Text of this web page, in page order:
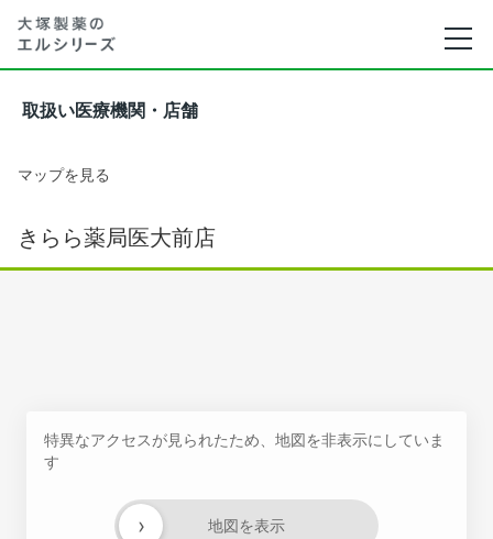
取扱い医療機関・店舗
マップを見る
きらら薬局医大前店
特異なアクセスが見られたため、地図を非表示にしていま
す
地図を表示
›